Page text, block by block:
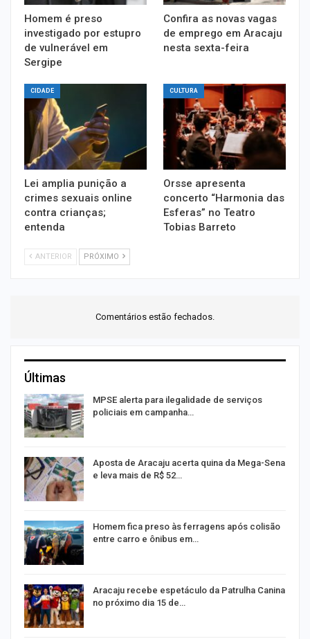
Homem é preso
investigado por estupro
de vulnerável em
Sergipe
Confira as novas vagas
de emprego em Aracaju
nesta sexta-feira
CIDADE
Lei amplia punição a
crimes sexuais online
contra crianças;
entenda
CULTURA
Orsse apresenta
concerto “Harmonia das
Esferas” no Teatro
Tobias Barreto
ANTERIOR PRÓXIMO
Comentários estão fechados.
Últimas
MPSE alerta para ilegalidade de serviços
policiais em campanha…
Aposta de Aracaju acerta quina da Mega-Sena
e leva mais de R$ 52…
Homem fica preso às ferragens após colisão
entre carro e ônibus em…
Aracaju recebe espetáculo da Patrulha Canina
no próximo dia 15 de…